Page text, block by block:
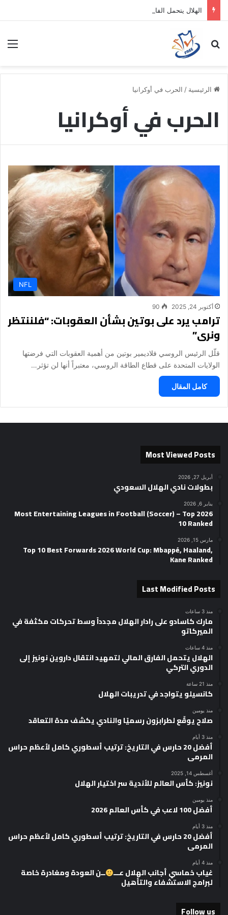
بحث عن
الرئيسية / الحرب في أوكرانيا
الحرب في أوكرانيا
NFL
أكتوبر 24, 2025 90
ترامب يرد على بوتين بشأن العقوبات: “فلننتظر
ونرى”
قلّل الرئيس الروسي فلاديمير بوتين من أهمية العقوبات التي فرضتها
الولايات المتحدة على قطاع الطاقة الروسي، معتبراً أنها لن تؤثر…
كامل المقال
Most Viewed Posts
أبريل 27, 2026
بطولات نادي الهلال السعودي
يناير 6, 2026
2026 Most Entertaining Leagues in Football (Soccer) – Top
10 Ranked
مارس 15, 2026
Top 10 Best Forwards 2026 World Cup: Mbappé, Haaland,
Kane Ranked
Last Modified Posts
منذ 3 ساعات
مارك كاسادو على رادار الهلال مجدداً وسط تحركات مكثفة في
الميركاتو
منذ 4 ساعات
الهلال يتحمل الفارق المالي لتمهيد انتقال داروين نونيز إلى
الدوري التركي
منذ 21 ساعة
كانسيلو يتواجد في تدريبات الهلال
منذ يومين
صلاح يوقّع لطرابزون رسميًا والنادي يكشف مدة التعاقد
منذ 3 أيام
أفضل 20 حارس في التاريخ: ترتيب أسطوري كامل لأعظم حراس
المرمى
أغسطس 14, 2025
نونيز: كأس العالم للأندية سر اختيار الهلال
منذ يومين
أفضل 100 لاعب في كأس العالم 2026
منذ 3 أيام
أفضل 20 حارس في التاريخ: ترتيب أسطوري كامل لأعظم حراس
المرمى
منذ 4 أيام
غياب خماسي أجانب الهلال عـــ ــن العودة ومغادرة خاصة
لبرامج الاستشفاء والتأهيل
Follow us